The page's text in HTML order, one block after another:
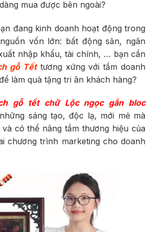
mua được bên ngoài?
đang kinh doanh hoạt động trong
vốn lớn: bất động sản, ngân
nhập khẩu, tài chính, … bạn cần
gỗ Tếttương xứng với tầm doanh
làm quà tặng tri ân khách hàng?
gỗ tết chữ Lộc ngọc gắn bloc
sáng tạo, độc lạ, mới mẻ mà
có thể nâng tầm thương hiệu của
chương trình marketing cho doanh